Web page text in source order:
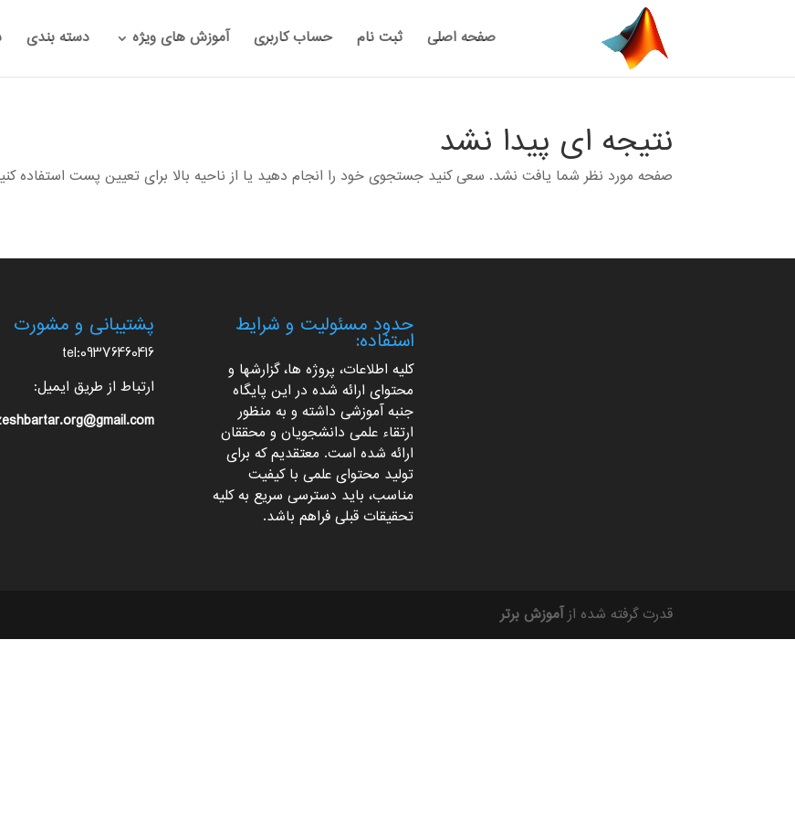
صفحه اصلی ثبت نام حساب کاربری آموزش های ویژه دسته بندی
نتیجه ای پیدا نشد
صفحه مورد نظر شما یافت نشد. سعی کنید جستجوی خود را انجام دهید یا از ناحیه بالا برای تعیین پست استفاده
پشتیبانی و مشورت
tel:09376460416
ارتباط از طریق ایمیل:
حدود مسئولیت و شرایط
استفاده:
کلیه اطلاعات، پروژه ها، گزارشها و
محتوای ارائه شده در این پایگاه
جنبه آموزشی داشته و به منظور
ارتقاء علمی دانشجویان و محققان
ارائه شده است. معتقدیم که برای
تولید محتوای علمی با کیفیت
مناسب، باید دسترسی سریع به کلیه
تحقیقات قبلی فراهم باشد.
قدرت گرفته شده ازآموزش برتر